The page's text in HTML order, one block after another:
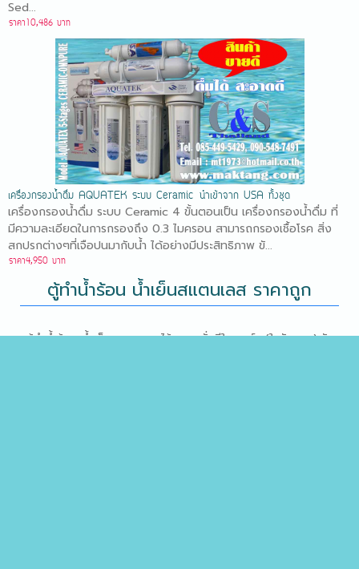
Sed...
ราคา10,486 บาท
เครื่องกรองน้ำดื่ม AQUATEK ระบบ Ceramic นำเข้าจาก USA ทั้งชุด
เครื่องกรองน้ำดื่ม ระบบ Ceramic 4 ขั้นตอนเป็น เครื่องกรองน้ำดื่ม ที่
มีความละเอียดในการกรองถึง 0.3 ไมครอน สามารถกรองเชื้อโรค สิ่ง
สกปรกต่างๆที่เจือปนมากับน้ำ ได้อย่างมีประสิทธิภาพ ขั...
ราคา4,950 บาท
ตู้ทำน้ำร้อน น้ำเย็นสแตนเลส ราคาถูก
ตู้ทำน้ำร้อน น้ำเย็นสแตนเลส ไร้สารตะกั่วมีใบเซอร์ฯ (ใบรับรอง) รับ